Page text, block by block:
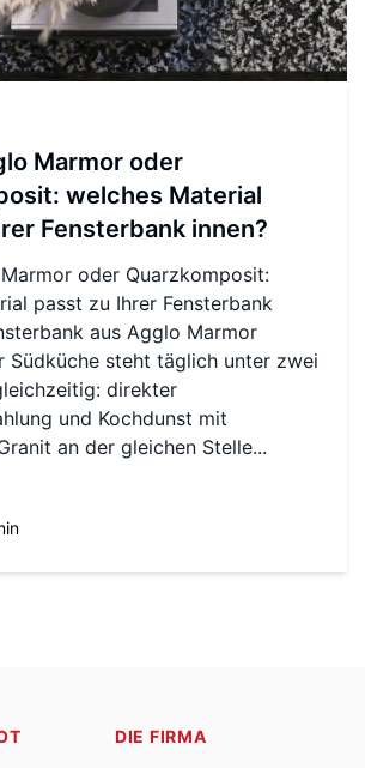
Marmor oder
welches Material
Fensterbank innen?
oder Quarzkomposit:
passt zu Ihrer Fensterbank
Südküche steht täglich unter zwei
direkter
und Kochdunst mit
an der gleichen Stelle...
DIE FIRMA